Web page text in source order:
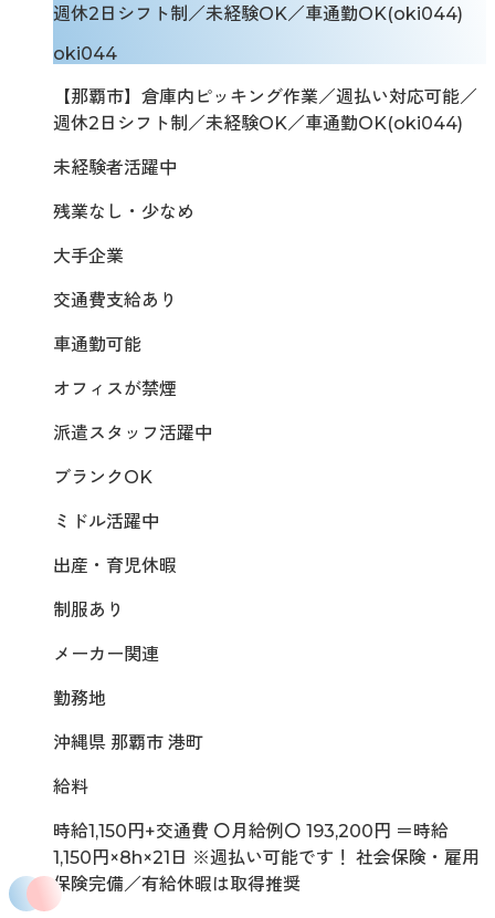
週休2日シフト制／未経験OK／車通勤OK(oki044)
oki044
【那覇市】倉庫内ピッキング作業／週払い対応可能／
週休2日シフト制／未経験OK／車通勤OK(oki044)
未経験者活躍中
残業なし・少なめ
大手企業
交通費支給あり
車通勤可能
オフィスが禁煙
派遣スタッフ活躍中
ブランクOK
ミドル活躍中
出産・育児休暇
制服あり
メーカー関連
勤務地
沖縄県 那覇市 港町
給料
時給1,150円+交通費 〇月給例〇 193,200円 ＝時給
1,150円×8h×21日 ※週払い可能です！ 社会保険・雇用
保険完備／有給休暇は取得推奨